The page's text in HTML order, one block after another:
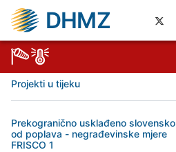
DHMZ
Projekti u tijeku
Prekogranično usklađeno
od poplava - negrađevinske mjere
FRISCO 1